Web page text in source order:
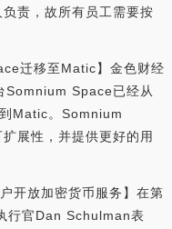
责，故所有员工需要按
迁移至Matic】金色财经
Somnium Space已经从
Matic。Somnium
展性，并提供更好的用
开放加密货币服务】在第
行官Dan Schulman表